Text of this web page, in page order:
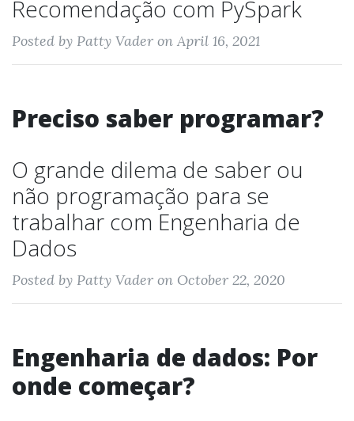
Recomendação com PySpark
Posted by Patty Vader on April 16, 2021
Preciso saber programar?
O grande dilema de saber ou
não programação para se
trabalhar com Engenharia de
Dados
Posted by Patty Vader on October 22, 2020
Engenharia de dados: Por
onde começar?